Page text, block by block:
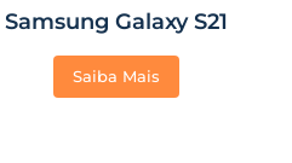
Samsung Galaxy S21
Saiba Mais